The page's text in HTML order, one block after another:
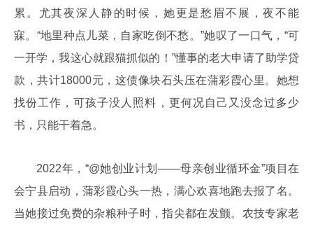
累。尤其夜深人静的时候，她更是愁眉不展，夜不能
寐。“地里种点儿菜，自家吃倒不愁。”她叹了一口气，“可
一开学，我这心就跟猫抓似的！”懂事的老大申请了助学贷
款，共计18000元，这债像块石头压在蒲彩霞心里。她想
找份工作，可孩子没人照料，更何况自己又没念过多少
书，只能干着急。
2022年，“@她创业计划——母亲创业循环金”项目在
会宁县启动，蒲彩霞心头一热，满心欢喜地跑去报了名。
当她接过免费的杂粮种子时，指尖都在发颤。农技专家老